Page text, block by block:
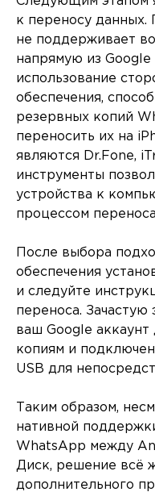
к переносу данных.
не поддерживает
напрямую из Google
использование
обеспечения,
резервных копий
переносить их на
являются Dr.Fone,
инструменты
устройства к
процессом
После выбора
обеспечения
и следуйте
переноса. Зачастую
ваш Google
копиям и
USB для
Таким образом,
нативной
WhatsApp между
Диск, решение всё
дополнительного